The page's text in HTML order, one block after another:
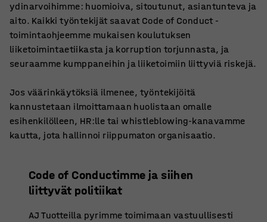
ydinarvoihimme: huomioiva, sitoutunut, asiantunteva ja
aito. Kaikki työntekijät saavat Code of Conduct -
toimintaohjeemme mukaisen koulutuksen
liiketoimintaetiikasta ja korruption torjunnasta, ja
seuraamme kumppaneihin ja liiketoimiin liittyviä riskejä.
Jos väärinkäytöksiä ilmenee, työntekijöitä
kannustetaan ilmoittamaan huolistaan omalle
esihenkilölleen, HR:lle tai whistleblowing-kanavamme
kautta, jota hallinnoi riippumaton organisaatio.
Code of Conductimme ja siihen
liittyvät politiikat
AJ Tuotteilla pyrimme toimimaan vastuullisesti